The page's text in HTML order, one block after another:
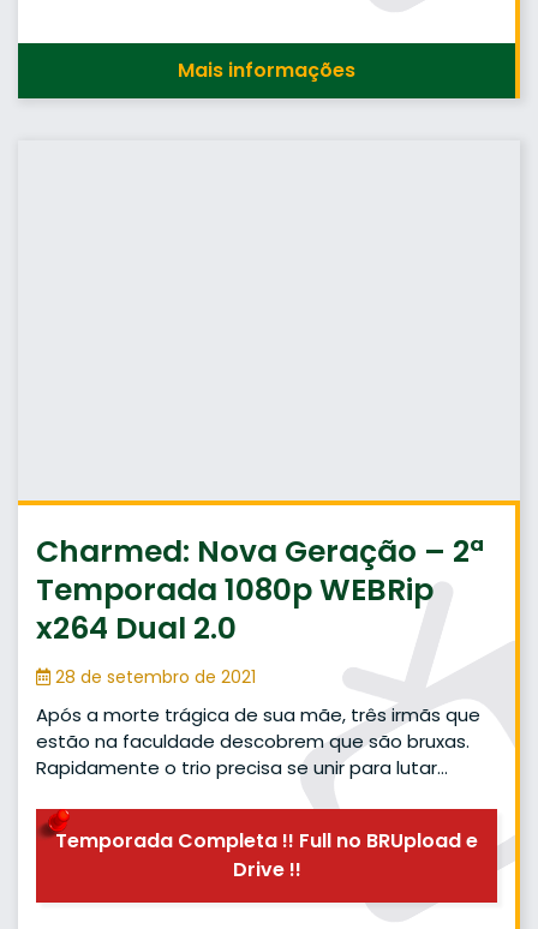
Mais informações
Charmed: Nova Geração – 2ª
Temporada 1080p WEBRip
x264 Dual 2.0
28 de setembro de 2021
Após a morte trágica de sua mãe, três irmãs que
estão na faculdade descobrem que são bruxas.
Rapidamente o trio precisa se unir para lutar…
Temporada Completa !! Full no BRUpload e
Drive !!